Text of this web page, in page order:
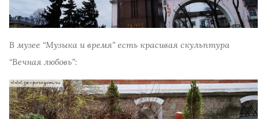
В музее “Музыка и время” есть красивая скульптура
“Вечная любовь”: